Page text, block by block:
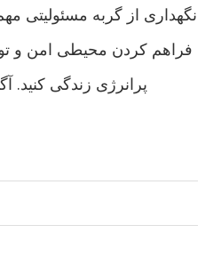
نگهداری از گربه مسئولیتی
فراهم کردن محیطی امن و
پرانرژی زندگی